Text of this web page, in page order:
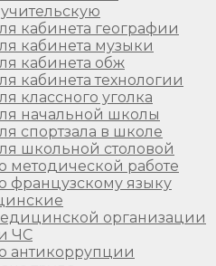
кабинета географии
кабинета музыки
кабинета обж
кабинета технологии
классного уголка
начальной школы
спортзала в школе
школьной столовой
методической работе
французскому языку
организации
ЧС
антикоррупции